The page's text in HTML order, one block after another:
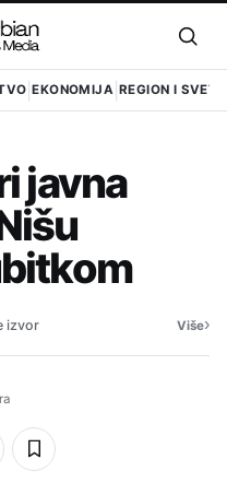
EKONOMIJA REGION I SVET
javna
izvor Više›